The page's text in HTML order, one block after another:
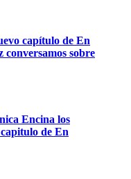
capítulo de En
conversamos sobre
Encina los
de En